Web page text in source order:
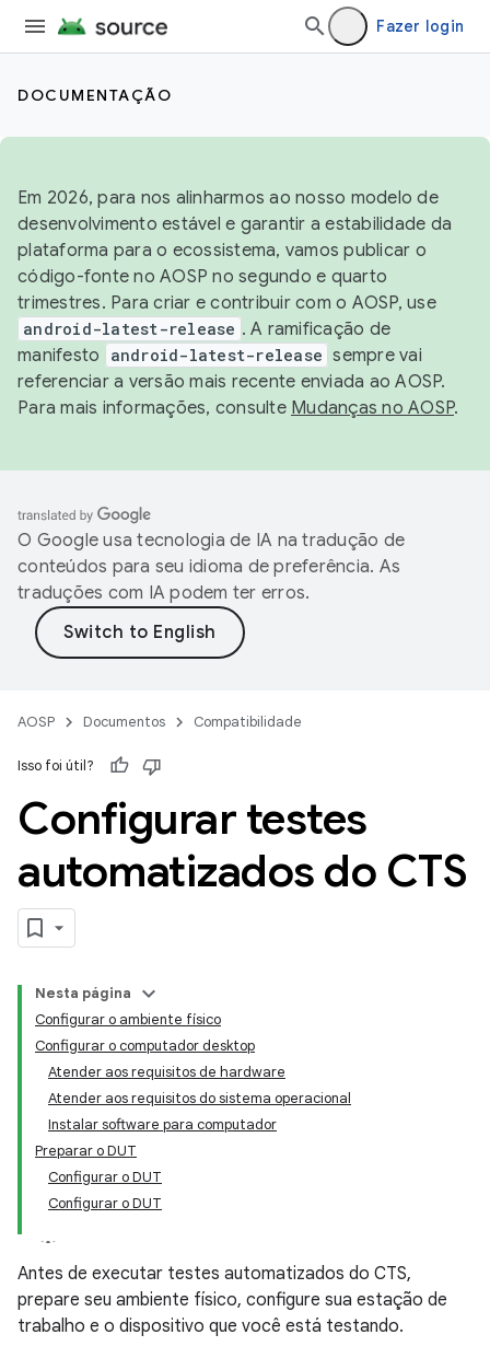
Fazer login
DOCUMENTAÇÃO
Em 2026, para nos alinharmos ao nosso modelo de
desenvolvimento estável e garantir a estabilidade da
plataforma para o ecossistema, vamos publicar o
código-fonte no AOSP no segundo e quarto
trimestres. Para criar e contribuir com o AOSP, use
android-latest-release . A ramificação de
manifesto
android-latest-release sempre vai
referenciar a versão mais recente enviada ao AOSP.
Para mais informações, consulte Mudanças no AOSP.
O Google usa tecnologia de IA na tradução de
conteúdos para seu idioma de preferência. As
traduções com IA podem ter erros.
AOSP Documentos Compatibilidade
Isso foi útil?
Configurar testes
automatizados do CTS
Nesta página
Configurar o ambiente físico
Configurar o computador desktop
Atender aos requisitos de hardware
Atender aos requisitos do sistema operacional
Instalar software para computador
Preparar o DUT
Configurar o DUT
Configurar o DUT
Antes de executar testes automatizados do CTS,
prepare seu ambiente físico, configure sua estação de
trabalho e o dispositivo que você está testando.